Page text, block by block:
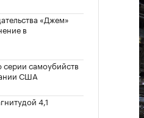
«Джем»
в
серии самоубийств
США
4,1